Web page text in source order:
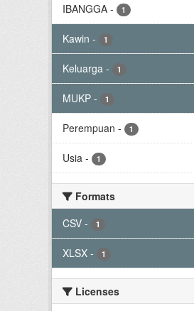
IBANGGA - 1
Kawin - 1
Keluarga - 1
MUKP - 1
Perempuan - 1
Usia - 1
Formats
CSV - 1
XLSX - 1
Licenses